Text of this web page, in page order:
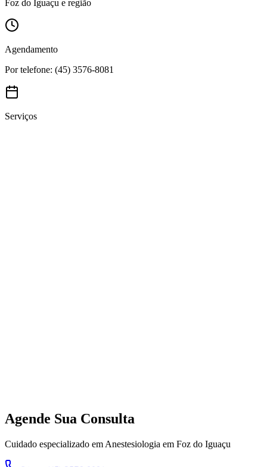
Foz do Iguaçu e região
Agendamento
Por telefone: (45) 3576-8081
Serviços
Agende Sua Consulta
Cuidado especializado em Anestesiologia em Foz do Iguaçu